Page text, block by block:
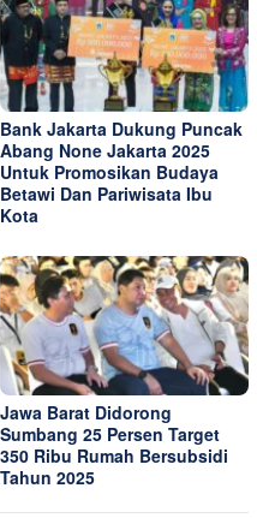
Bank Jakarta Dukung Puncak
Abang None Jakarta 2025
Untuk Promosikan Budaya
Betawi Dan Pariwisata Ibu
Kota
Jawa Barat Didorong
Sumbang 25 Persen Target
350 Ribu Rumah Bersubsidi
Tahun 2025